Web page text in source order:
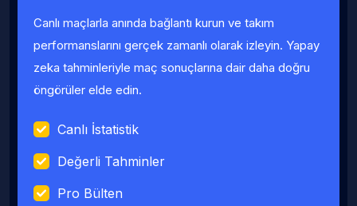
Fauller Ortalama
Canlı maçlarla anında bağlantı kurun ve takım
performanslarını gerçek zamanlı olarak izleyin. Yapay
zeka tahminleriyle maç sonuçlarına dair daha doğru
öngörüler elde edin.
Canlı İstatistik
Değerli Tahminler
Pro Bülten